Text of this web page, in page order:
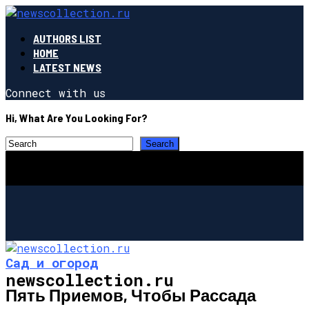
AUTHORS LIST
HOME
LATEST NEWS
Connect with us
Hi, What Are You Looking For?
newscollection.ru
Сад и огород
Пять Приемов, Чтобы Рассада